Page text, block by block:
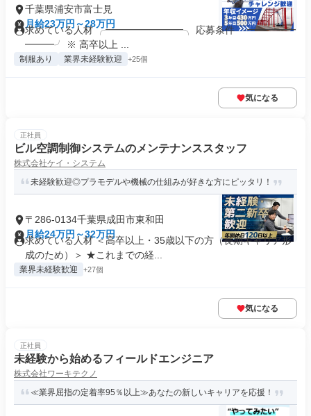
千葉県浦安市富士見
月給23万円～28万円
求めている人材 ╭━━━━━━━━╮ 応募条件 ╰━━━━━
━━━╯ ※ 高卒以上 ...
制服あり 業界未経験歓迎 +25個
気になる
正社員
ビル空調制御システムのメンテナンススタッフ
株式会社ケイ・システム
未経験歓迎◎プラモデルや機械の仕組みが好きな方にピッタリ！
〒286-0134千葉県成田市東和田
月給24万円～32万円
求めている人材 ＜高卒以上・35歳以下の方（長期キャリア形
成のため）＞ ★これまでの経...
業界未経験歓迎 +27個
気になる
正社員
未経験から始めるフィールドエンジニア
株式会社ワーキテクノ
≪業界屈指の定着率95％以上≫あなたの新しいキャリアを応援！